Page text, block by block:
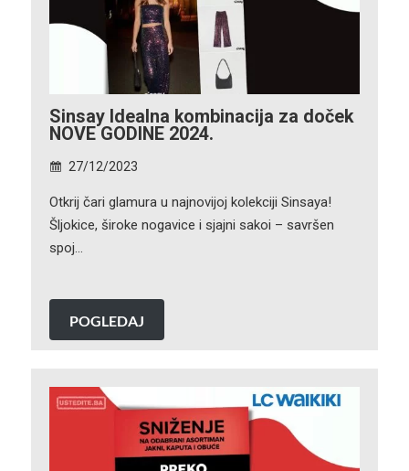
Sinsay Idealna kombinacija za doček
NOVE GODINE 2024.
27/12/2023
Otkrij čari glamura u najnovijoj kolekciji Sinsaya!
Šljokice, široke nogavice i sjajni sakoi – savršen
spoj…
POGLEDAJ